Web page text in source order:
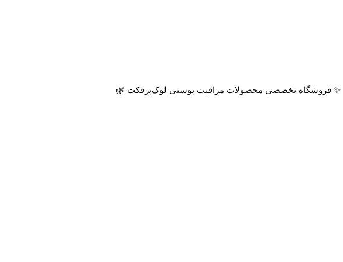
✨ فروشگاه تخصصی محصولات مراقبت پوستی لوک‌پرفکت 🌿